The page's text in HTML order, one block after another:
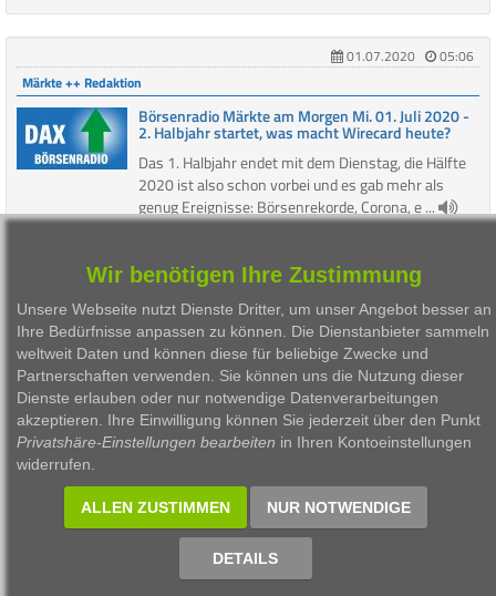
01.07.2020
05:06
Märkte ++ Redaktion
Börsenradio Märkte am Morgen Mi. 01. Juli 2020 -
2. Halbjahr startet, was macht Wirecard heute?
Das 1. Halbjahr endet mit dem Dienstag, die Hälfte
2020 ist also schon vorbei und es gab mehr als
genug Ereignisse: Börsenrekorde, Corona, e ...
1 2 3 4 5 6 7 8 9 10 11
12
13
14 15 16 17 18 19
1999 - 2026 Börsen Radio Network AG
Wir benötigen Ihre Zustimmung
Unsere Webseite nutzt Dienste Dritter, um unser Angebot besser an
Ihre Bedürfnisse anpassen zu können. Die Dienstanbieter sammeln
weltweit Daten und können diese für beliebige Zwecke und
Partnerschaften verwenden. Sie können uns die Nutzung dieser
Dienste erlauben oder nur notwendige Datenverarbeitungen
akzeptieren. Ihre Einwilligung können Sie jederzeit über den Punkt
Privatshäre-Einstellungen bearbeiten in Ihren Kontoeinstellungen
widerrufen.
ALLEN ZUSTIMMEN NUR NOTWENDIGE
DETAILS